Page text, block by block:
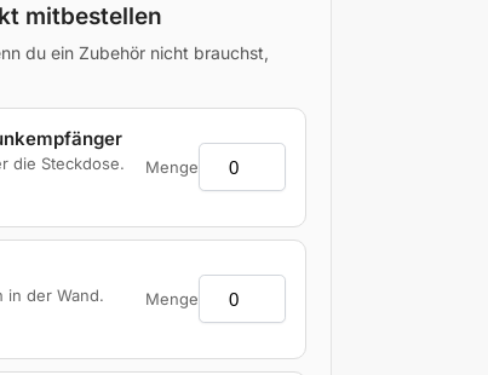
mitbestellen
du ein Zubehör nicht brauchst,
die Steckdose. Menge
in der Wand. Menge